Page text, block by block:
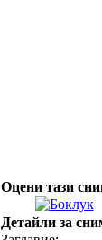
Оцени тази
Детайли за